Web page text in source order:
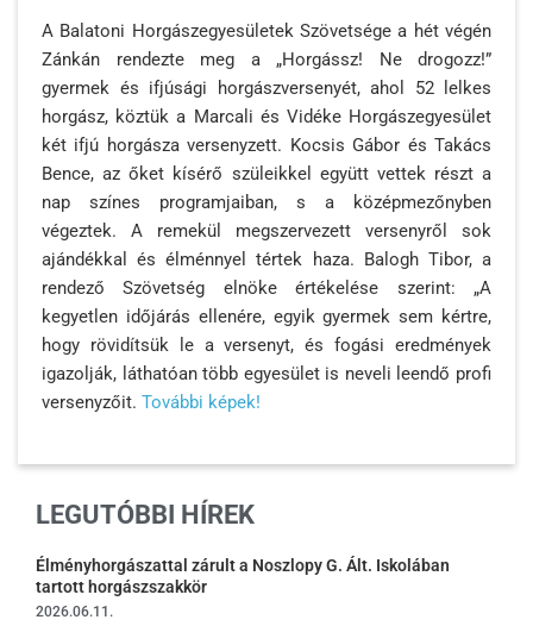
A Balatoni Horgászegyesületek Szövetsége a hét végén
Zánkán rendezte meg a „Horgássz! Ne drogozz!”
gyermek és ifjúsági horgászversenyét, ahol 52 lelkes
horgász, köztük a Marcali és Vidéke Horgászegyesület
két ifjú horgásza versenyzett. Kocsis Gábor és Takács
Bence, az őket kísérő szüleikkel együtt vettek részt a
nap színes programjaiban, s a középmezőnyben
végeztek. A remekül megszervezett versenyről sok
ajándékkal és élménnyel tértek haza. Balogh Tibor, a
rendező Szövetség elnöke értékelése szerint: „A
kegyetlen időjárás ellenére, egyik gyermek sem kértre,
hogy rövidítsük le a versenyt, és fogási eredmények
igazolják, láthatóan több egyesület is neveli leendő profi
versenyzőit. További képek!
LEGUTÓBBI HÍREK
Élményhorgászattal zárult a Noszlopy G. Ált. Iskolában
tartott horgászszakkör
2026.06.11.